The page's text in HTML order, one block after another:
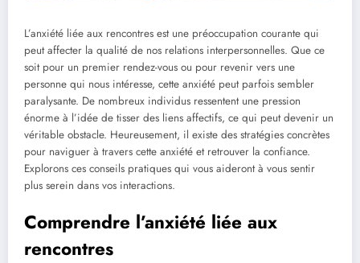
L’anxiété liée aux rencontres est une préoccupation courante qui
peut affecter la qualité de nos relations interpersonnelles. Que ce
soit pour un premier rendez-vous ou pour revenir vers une
personne qui nous intéresse, cette anxiété peut parfois sembler
paralysante. De nombreux individus ressentent une pression
énorme à l’idée de tisser des liens affectifs, ce qui peut devenir un
véritable obstacle. Heureusement, il existe des stratégies concrètes
pour naviguer à travers cette anxiété et retrouver la confiance.
Explorons ces conseils pratiques qui vous aideront à vous sentir
plus serein dans vos interactions.
Comprendre l’anxiété liée aux
rencontres